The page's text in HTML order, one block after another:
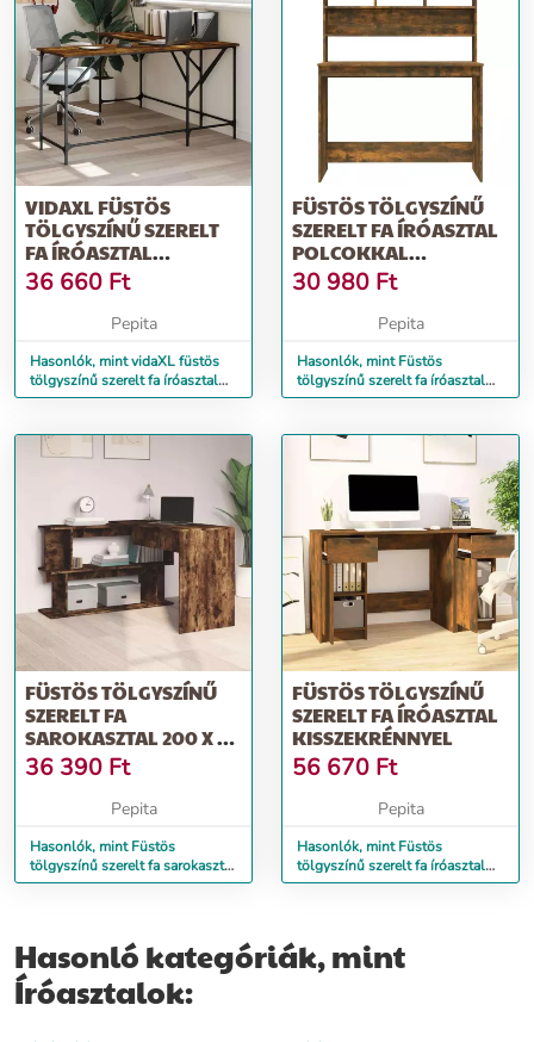
VIDAXL FÜSTÖS
TÖLGYSZÍNŰ SZERELT
FA ÍRÓASZTAL
149X149X75 CM
36 660 Ft
Pepita
Hasonlók, mint vidaXL füstös
tölgyszínű szerelt fa íróasztal
149x149x75 cm
FÜSTÖS TÖLGYSZÍNŰ
SZERELT FA ÍRÓASZTAL
POLCOKKAL
110X45X157 CM
30 980 Ft
Pepita
Hasonlók, mint Füstös
tölgyszínű szerelt fa íróasztal
polcokkal 110x45x157 cm
FÜSTÖS TÖLGYSZÍNŰ
SZERELT FA
SAROKASZTAL 200 X 50
X 76 CM
36 390 Ft
Pepita
Hasonlók, mint Füstös
tölgyszínű szerelt fa sarokasztal
200 x 50 x 76 cm
FÜSTÖS TÖLGYSZÍNŰ
SZERELT FA ÍRÓASZTAL
KISSZEKRÉNNYEL
56 670 Ft
Pepita
Hasonlók, mint Füstös
tölgyszínű szerelt fa íróasztal
kisszekrénnyel
Hasonló kategóriák, mint
Íróasztalok: